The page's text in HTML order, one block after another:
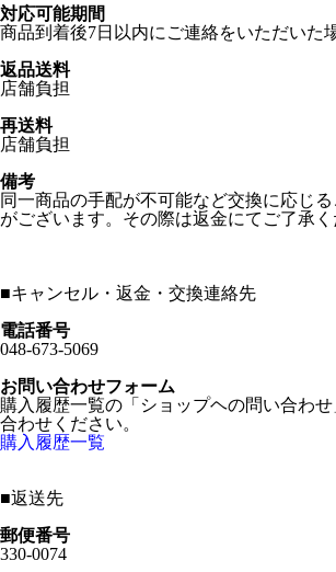
対応可能期間
商品到着後7日以内にご連絡をいただいた
返品送料
店舗負担
再送料
店舗負担
備考
同一商品の手配が不可能など交換に応じ
がございます。その際は返金にてご了承く
■キャンセル・返金・交換連絡先
電話番号
048-673-5069
お問い合わせフォーム
購入履歴一覧の「ショップヘの問い合わ
合わせください。
購入履歴一覧
■返送先
郵便番号
330-0074